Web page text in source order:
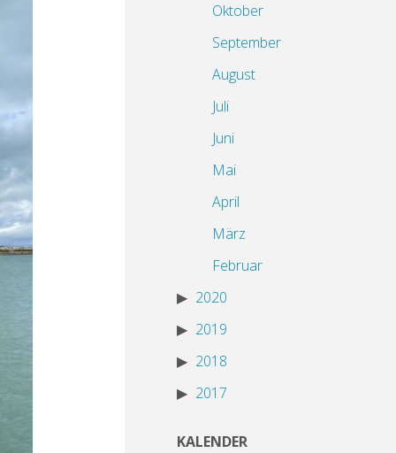
Oktober
September
August
Juli
Juni
Mai
April
März
Februar
2020
2019
2018
2017
KALENDER